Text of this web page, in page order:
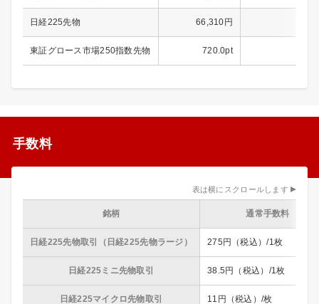
日経225先物 66,310円
東証グロース市場250指数先物 720.0pt
手数料
表は横にスクロールします
銘柄 通常手数料
日経225先物取引（日経225先物ラージ） 275円（税込）/1枚
日経225ミニ先物取引 38.5円（税込）/1枚
日経225マイクロ先物取引 11円（税込）/枚